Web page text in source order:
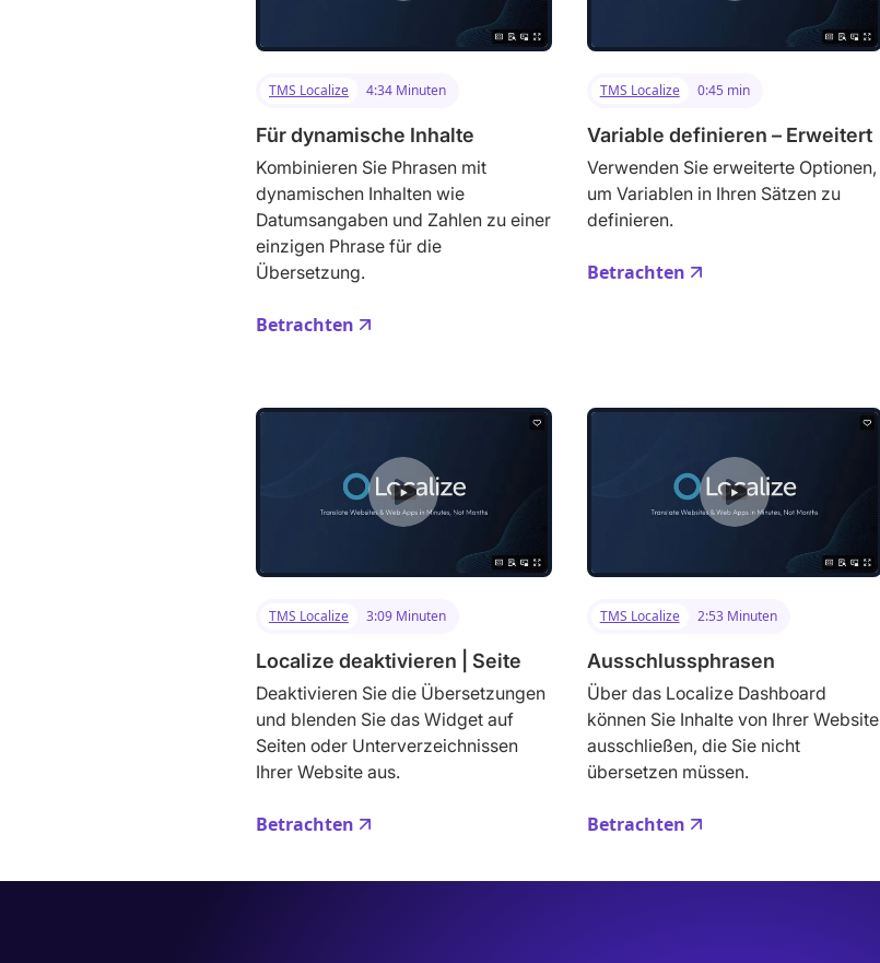
TMS Localize 4:34 Minuten
Für dynamische Inhalte
Kombinieren Sie Phrasen mit
dynamischen Inhalten wie
Datumsangaben und Zahlen zu einer
einzigen Phrase für die
Übersetzung.
Betrachten
TMS Localize 0:45 min
Variable definieren – Erweitert
Verwenden Sie erweiterte Optionen,
um Variablen in Ihren Sätzen zu
definieren.
Betrachten
TMS Localize 3:09 Minuten
Localize deaktivieren | Seite
Deaktivieren Sie die Übersetzungen
und blenden Sie das Widget auf
Seiten oder Unterverzeichnissen
Ihrer Website aus.
Betrachten
TMS Localize 2:53 Minuten
Ausschlussphrasen
Über das Localize Dashboard
können Sie Inhalte von Ihrer Website
ausschließen, die Sie nicht
übersetzen müssen.
Betrachten